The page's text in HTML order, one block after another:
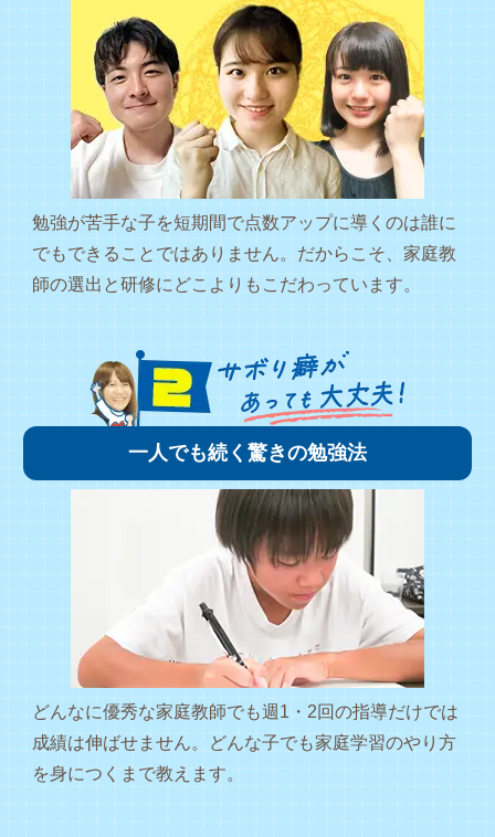
勉強が苦手な子を短期間で点数アップに導くのは誰に
でもできることではありません。だからこそ、家庭教
師の選出と研修にどこよりもこだわっています。
一人でも続く驚きの勉強法
どんなに優秀な家庭教師でも週1・2回の指導だけでは
成績は伸ばせません。どんな子でも家庭学習のやり方
を身につくまで教えます。